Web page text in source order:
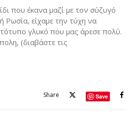
που έκανα μαζί με τον σύζυγό
Ρωσία, είχαμε την τύχη να
γλυκό που μας άρεσε πολύ.
(διαβάστε τις
Share Save